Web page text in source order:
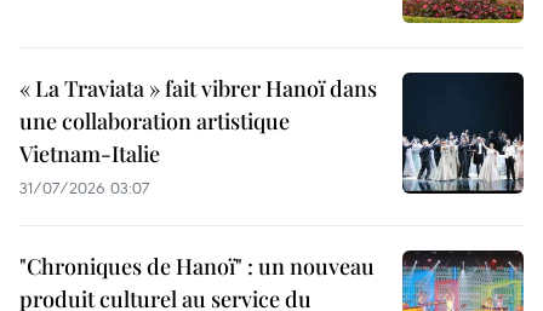
« La Traviata » fait vibrer Hanoï dans
une collaboration artistique
Vietnam-Italie
31/07/2026 03:07
"Chroniques de Hanoï" : un nouveau
produit culturel au service du